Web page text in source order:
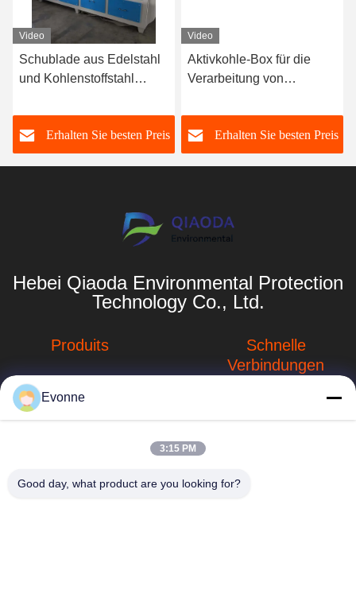
Video
Schublade aus Edelstahl
und Kohlenstoffstahl
Umweltschutz-
Adsorptionsbox
Erhalten Sie besten Preis
Video
Aktivkohle-Box für die
Verarbeitung von
Erhalten Sie besten Preis
Hebei Qiaoda Environmental Protection
Technology Co., Ltd.
Produits
Systeme zur
Sammlung von
hbkedacc@gmail.com
8188867
Schnelle
Verbindungen
Evonne
3:15 PM
Good day, what product are you looking for?